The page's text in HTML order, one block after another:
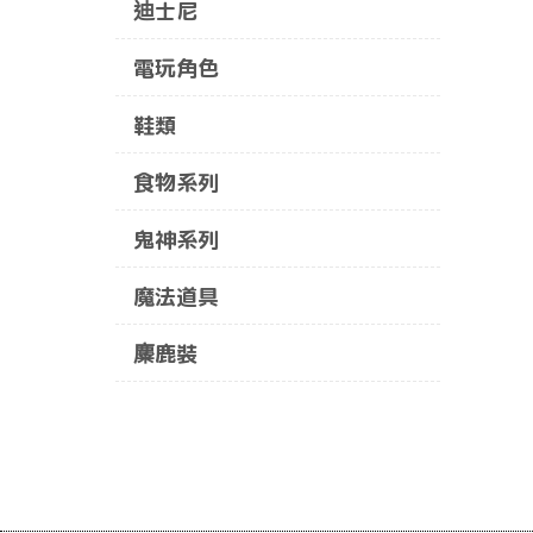
迪士尼
電玩角色
鞋類
食物系列
鬼神系列
魔法道具
麋鹿裝